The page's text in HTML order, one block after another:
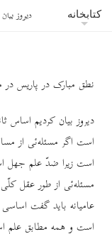
کتابخانه دیروز
نطق مبارک در پاریس در منزل
دیروز بیان کردیم
است اگر مسئله‌ئی از
است زیرا ضدّ علم
مسئله‌ئی از طور عقل
عامیانه باید گفت
است و همه مطابق علم